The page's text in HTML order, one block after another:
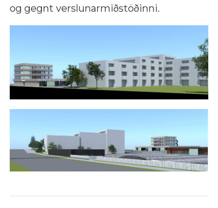
og gegnt verslunarmiðstöðinni.